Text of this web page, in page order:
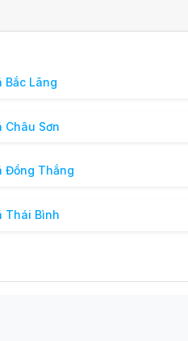
Bắc Lãng
Châu Sơn
Đồng Thắng
Thái Bình